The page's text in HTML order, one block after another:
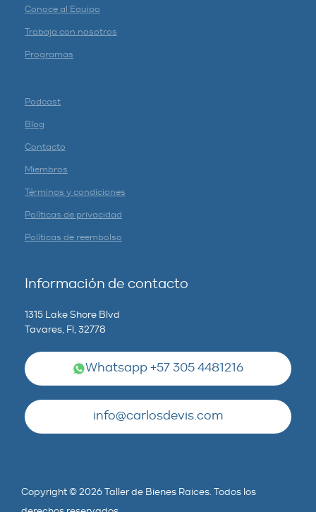
Conoce al Equipo
Trabaja con nosotros
Programas
Podcast
Blog
Contacto
Miembros
Términos y condiciones
Políticas de privacidad
Políticas de reembolso
Información de contacto
1315 Lake Shore Blvd
Tavares, Fl, 32778
Whatsapp +57 305 4481216
info@carlosdevis.com
Copyright © 2026 Taller de Bienes Raices. Todos los